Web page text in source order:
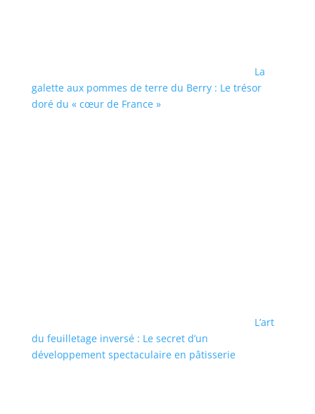
La
galette aux pommes de terre du Berry : Le trésor
doré du « cœur de France »
L’art
du feuilletage inversé : Le secret d’un
développement spectaculaire en pâtisserie